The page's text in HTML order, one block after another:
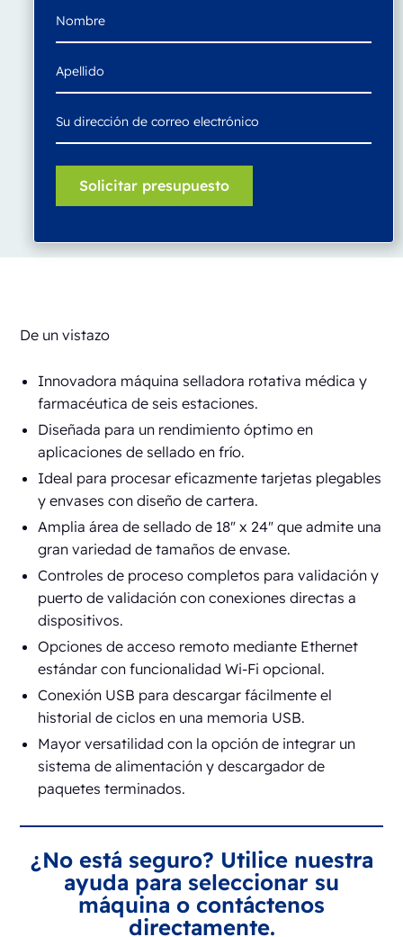
De un vistazo
Innovadora máquina selladora rotativa médica y
farmacéutica de seis estaciones.
Diseñada para un rendimiento óptimo en
aplicaciones de sellado en frío.
Ideal para procesar eficazmente tarjetas plegables
y envases con diseño de cartera.
Amplia área de sellado de 18" x 24" que admite una
gran variedad de tamaños de envase.
Controles de proceso completos para validación y
puerto de validación con conexiones directas a
dispositivos.
Opciones de acceso remoto mediante Ethernet
estándar con funcionalidad Wi-Fi opcional.
Conexión USB para descargar fácilmente el
historial de ciclos en una memoria USB.
Mayor versatilidad con la opción de integrar un
sistema de alimentación y descargador de
paquetes terminados.
¿No está seguro? Utilice nuestra
ayuda para seleccionar su
máquina o contáctenos
directamente.